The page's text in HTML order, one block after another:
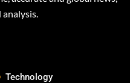
analysis.
Technology